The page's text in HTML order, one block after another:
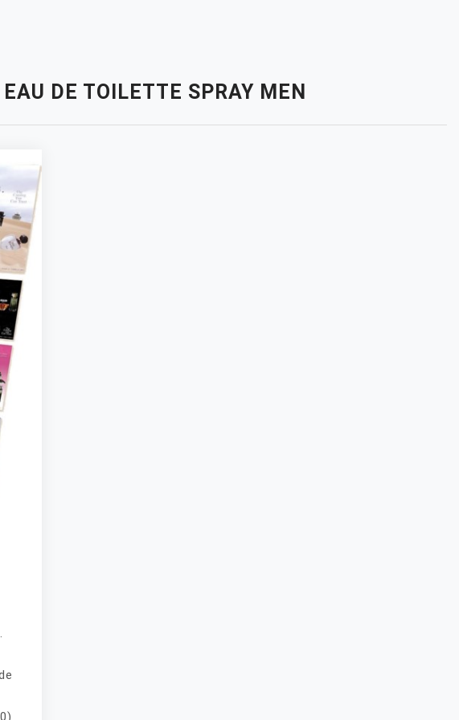
DE TOILETTE SPRAY MEN